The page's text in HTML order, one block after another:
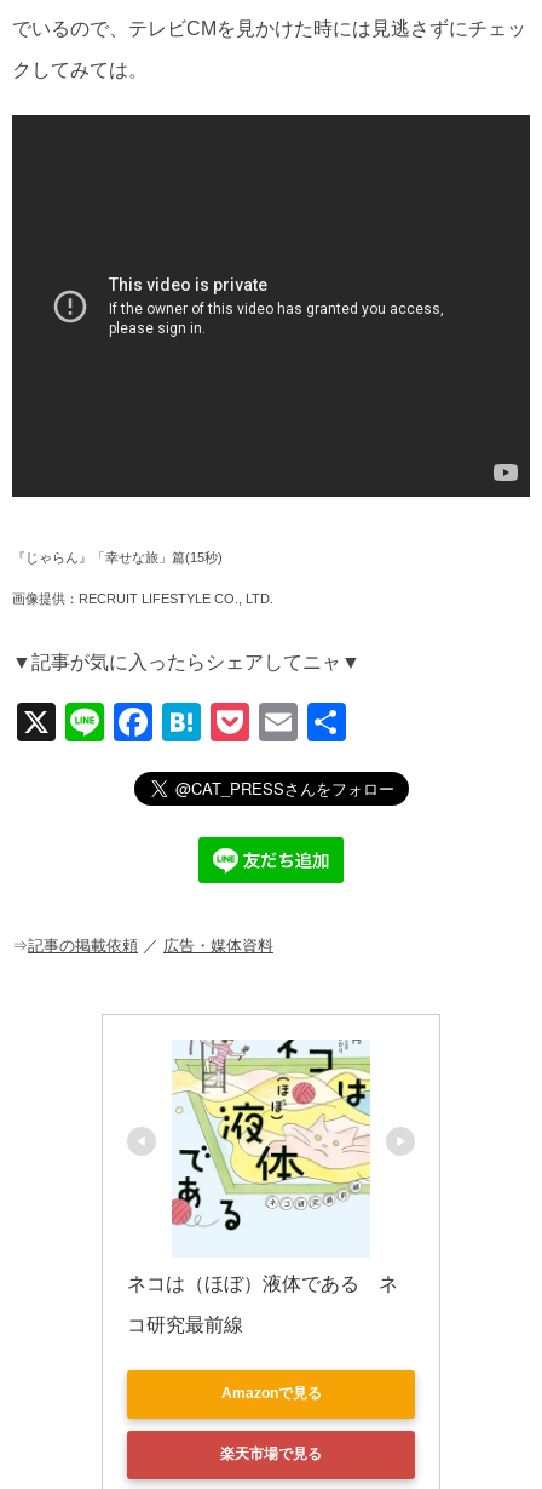
でいるので、テレビCMを見かけた時には見逃さずにチェッ
クしてみては。
『じゃらん』「幸せな旅」篇(15秒)
画像提供：RECRUIT LIFESTYLE CO., LTD.
▼記事が気に入ったらシェアしてニャ▼
X
Li
F
a
c
o
H
at
e
n
a
P
o
ck
et
E
m
ail
有
⇒記事の掲載依頼 ／ 広告・媒体資料
ネコは（ほぼ）液体である　ネ
コ研究最前線
Amazonで見る
楽天市場で見る